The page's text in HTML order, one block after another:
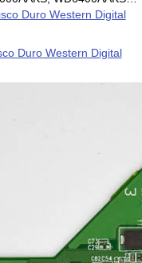
Duro Western Digital
Duro Western Digital